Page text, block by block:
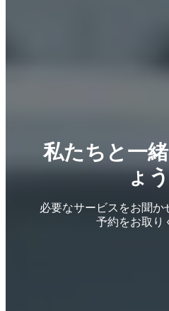
私たちと一
ょ
必要なサービスをお聞
予約をお取り